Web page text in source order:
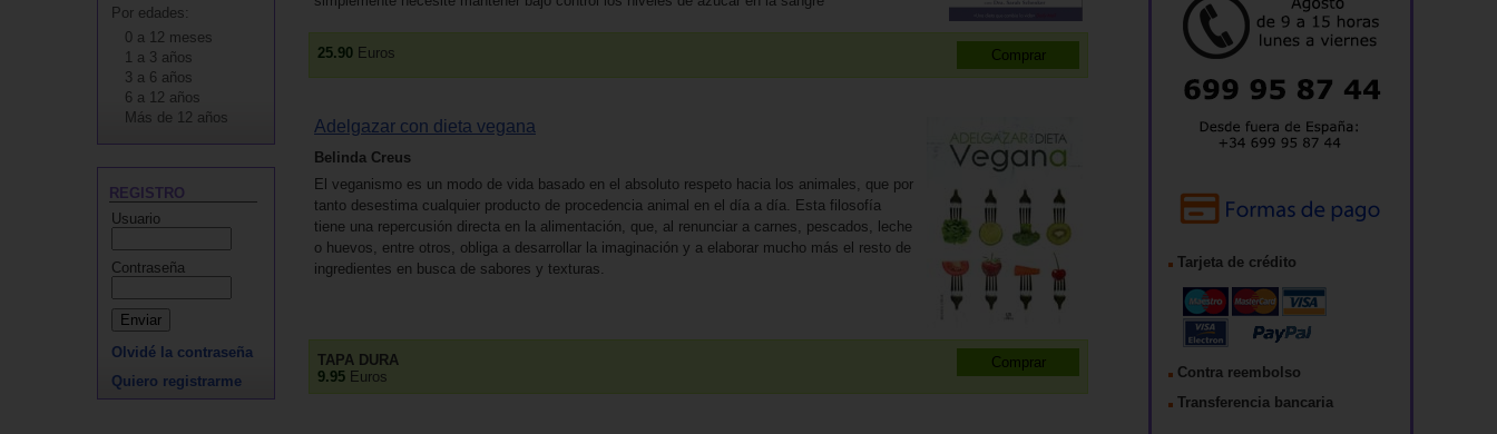
Por edades:
0 a 12 meses
1 a 3 años
3 a 6 años
6 a 12 años
Más de 12 años
REGISTRO
Usuario
Contraseña
Olvidé la contraseña
Quiero registrarme
25.90 Euros
Adelgazar con dieta vegana
Belinda Creus
El veganismo es un modo de vida basado en el absoluto respeto hacia los animales, que por
tanto desestima cualquier producto de procedencia animal en el día a día. Esta filosofía
tiene una repercusión directa en la alimentación, que, al renunciar a carnes, pescados, leche
o huevos, entre otros, obliga a desarrollar la imaginación y a elaborar mucho más el resto de
ingredientes en busca de sabores y texturas.
TAPA DURA
9.95 Euros
Tarjeta de crédito
Contra reembolso
Transferencia bancaria